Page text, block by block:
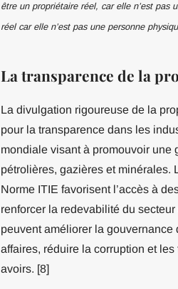
être un propriétaire réel, car elle n’est pas
réel car elle n’est pas une personne
La transparence de la
La divulgation rigoureuse de la
pour la transparence dans les
mondiale visant à promouvoir une
pétrolières, gazières et minérales.
Norme ITIE favorisent l’accès à
renforcer la redevabilité du
peuvent améliorer la
affaires, réduire la corruption et
avoirs. [8]